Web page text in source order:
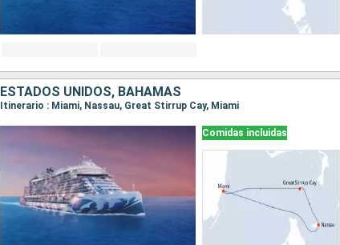
ESTADOS UNIDOS, BAHAMAS
Itinerario : Miami, Nassau, Great Stirrup Cay, Miami
Comidas incluidas